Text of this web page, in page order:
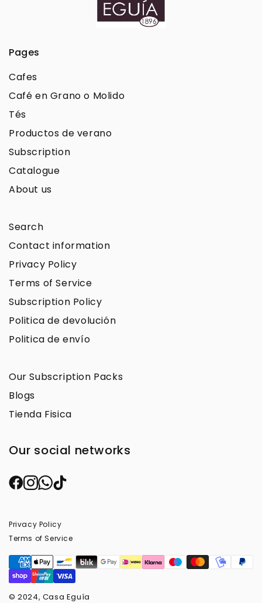
Pages
Cafes
Café en Grano o Molido
Tés
Productos de verano
Subscription
Catalogue
About us
Search
Contact information
Privacy Policy
Terms of Service
Subscription Policy
Politica de devolución
Politica de envío
Our Subscription Packs
Blogs
Tienda Fisica
Our social networks
Privacy Policy
Terms of Service
© 2024, Casa Eguía